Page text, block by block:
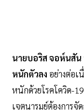
นายบอริส จอห์นสั
หนักตัวลง อย่างต่อ
หนักด้วยโรคโควิด-
เจตนารมย์ต้องการจั